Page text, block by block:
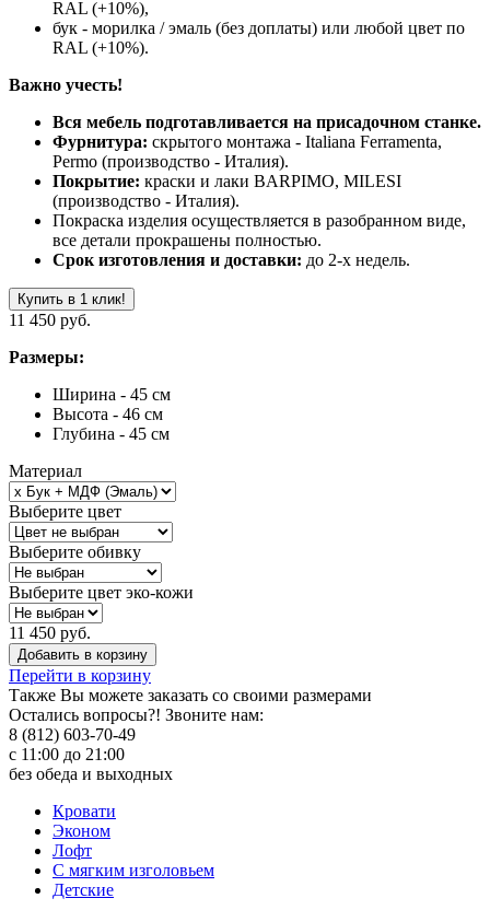
RAL (+10%),
бук - морилка / эмаль (без доплаты) или любой цвет по
RAL (+10%).
Важно учесть!
Вся мебель подготавливается на присадочном станке.
Фурнитура: скрытого монтажа - Italiana Ferramenta,
Permo (производство - Италия).
Покрытие: краски и лаки BARPIMO, MILESI
(производство - Италия).
Покраска изделия осуществляется в разобранном виде,
все детали прокрашены полностью.
Срок изготовления и доставки: до 2-х недель.
Купить в 1 клик!
11 450 руб.
Размеры:
Ширина - 45 см
Высота - 46 см
Глубина - 45 см
Материал
Выберите цвет
Выберите обивку
Выберите цвет эко-кожи
11 450 руб.
Добавить в корзину
Перейти в корзину
Также Вы можете заказать со своими размерами
Остались вопросы?! Звоните нам:
8 (812) 603-70-49
с 11:00 до 21:00
без обеда и выходных
Кровати
Эконом
Лофт
С мягким изголовьем
Детские